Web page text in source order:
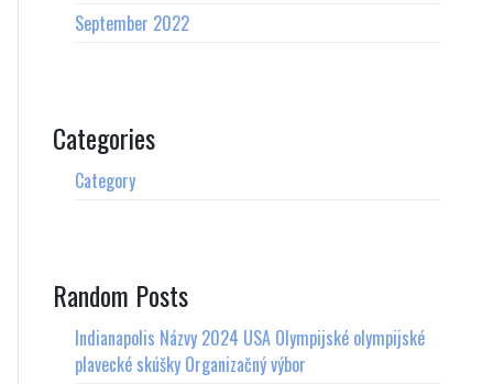
September 2022
Categories
Category
Random Posts
Indianapolis Názvy 2024 USA Olympijské olympijské
plavecké skúšky Organizačný výbor